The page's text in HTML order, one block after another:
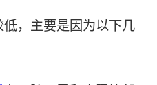
，主要是因为以下几